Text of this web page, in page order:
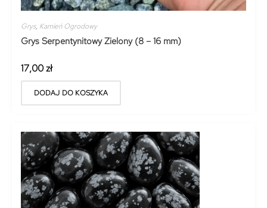
Grys, Kamień Ogrodowy
Grys Serpentynitowy Zielony (8 – 16 mm)
17,00zł
DODAJ DO KOSZYKA